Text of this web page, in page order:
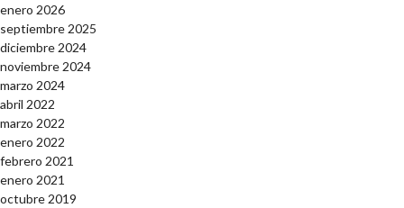
enero 2026
septiembre 2025
diciembre 2024
noviembre 2024
marzo 2024
abril 2022
marzo 2022
enero 2022
febrero 2021
enero 2021
octubre 2019